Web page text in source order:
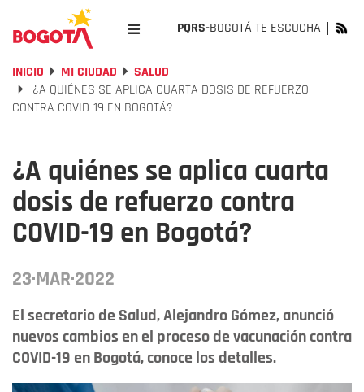
PQRS-BOGOTÁ TE ESCUCHA
INICIO MI CIUDAD
SALUD
¿A QUIÉNES SE APLICA CUARTA DOSIS DE REFUERZO
CONTRA COVID-19 EN BOGOTÁ?
¿A quiénes se aplica cuarta
dosis de refuerzo contra
COVID-19 en Bogotá?
23·MAR·2022
El secretario de Salud, Alejandro Gómez, anunció
nuevos cambios en el proceso de vacunación contra
COVID-19 en Bogotá, conoce los detalles.